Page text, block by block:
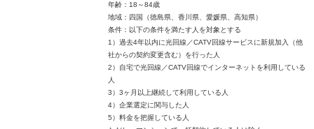
年齢：18～84歳
地域：四国（徳島県、香川県、愛媛県、高知県）
条件：以下の条件を満たす人を対象とする
1）過去4年以内に光回線／CATV回線サービスに新規加入（他
社からの契約変更含む）を行った人
2）自宅で光回線／CATV回線でインターネットを利用している
人
3）3ヶ月以上継続して利用している人
4）企業選定に関与した人
5）料金を把握している人